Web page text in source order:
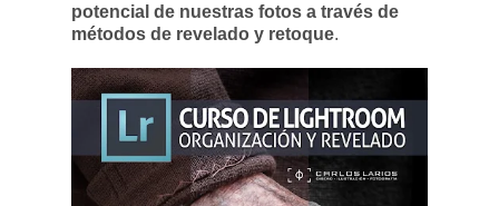
potencial de nuestras fotos a través de
métodos de revelado y retoque.